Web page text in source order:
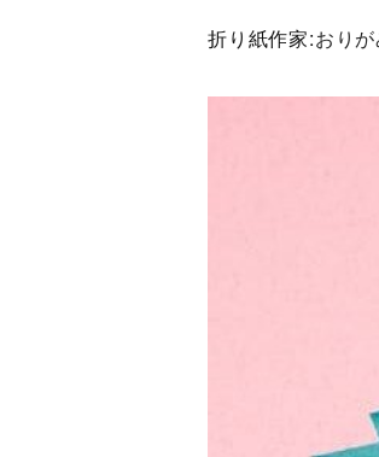
折り紙作家:おり